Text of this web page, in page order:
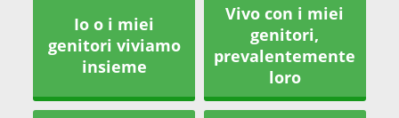
Io o i miei
genitori viviamo
insieme
Vivo con i miei
genitori,
prevalentemente
loro